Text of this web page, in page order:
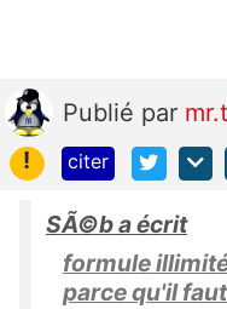
Publié par
!
citer
SÃ©b a écrit
formule
parce qu'il